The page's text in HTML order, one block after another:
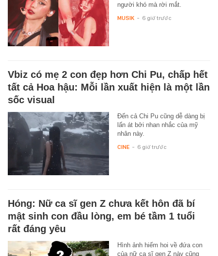
người khó mà rời mắt.
MUSIK - 6 giờ trước
Vbiz có mẹ 2 con đẹp hơn Chi Pu, chấp hết
tất cả Hoa hậu: Mỗi lần xuất hiện là một lần
sốc visual
Đến cả Chi Pu cũng dễ dàng bị
lấn át bởi nhan nhắc của mỹ
nhân này.
CINE - 6 giờ trước
Hóng: Nữ ca sĩ gen Z chưa kết hôn đã bí
mật sinh con đầu lòng, em bé tầm 1 tuổi
rất đáng yêu
Hình ảnh hiếm hoi về đứa con
của nữ ca sĩ gen Z này cũng